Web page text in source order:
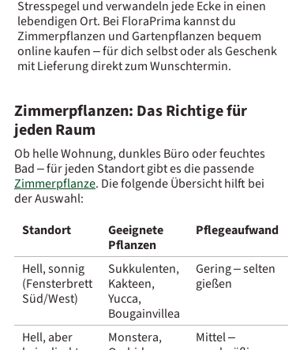
Stresspegel und verwandeln jede Ecke in einen
lebendigen Ort. Bei FloraPrima kannst du
Zimmerpflanzen und Gartenpflanzen bequem
online kaufen – für dich selbst oder als Geschenk
mit Lieferung direkt zum Wunschtermin.
Zimmerpflanzen: Das Richtige für
jeden Raum
Ob helle Wohnung, dunkles Büro oder feuchtes
Bad – für jeden Standort gibt es die passende
Zimmerpflanze. Die folgende Übersicht hilft bei
der Auswahl:
Standort
Geeignete
Pflanzen
Pflegeaufwand
Hell, sonnig
(Fensterbrett
Süd/West)
Sukkulenten,
Kakteen,
Yucca,
Bougainvillea
Gering – selten
gießen
Hell, aber
Monstera,
Mittel –